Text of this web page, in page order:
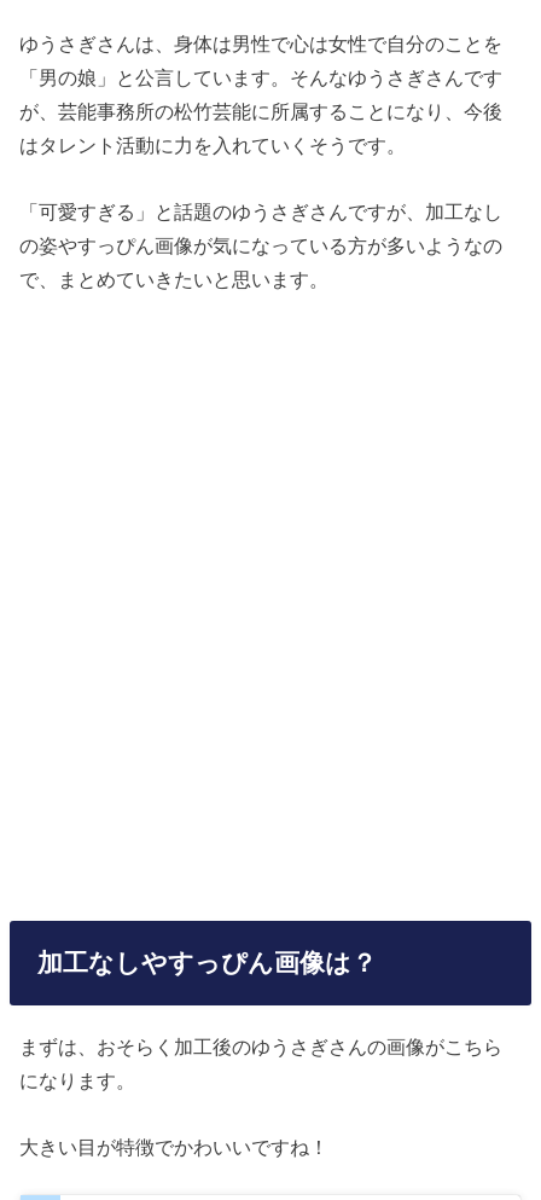
ゆうさぎさんは、身体は男性で心は女性で自分のことを
「男の娘」と公言しています。そんなゆうさぎさんです
が、芸能事務所の松竹芸能に所属することになり、今後
はタレント活動に力を入れていくそうです。
「可愛すぎる」と話題のゆうさぎさんですが、加工なし
の姿やすっぴん画像が気になっている方が多いようなの
で、まとめていきたいと思います。
加工なしやすっぴん画像は？
まずは、おそらく加工後のゆうさぎさんの画像がこちら
になります。
大きい目が特徴でかわいいですね！